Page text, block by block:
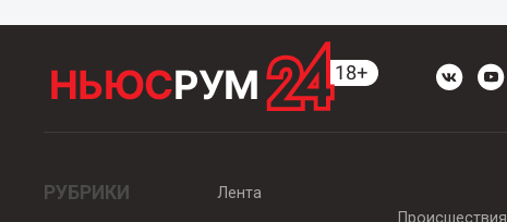
РУБРИКИ
Лента
Происшествия